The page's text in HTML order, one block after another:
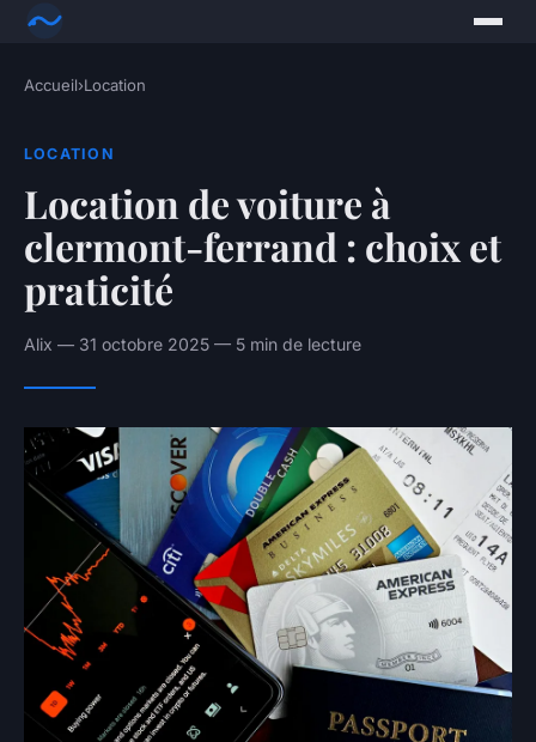
Accueil›Location
LOCATION
Location de voiture à
clermont-ferrand : choix et
praticité
Alix — 31 octobre 2025 — 5 min de lecture